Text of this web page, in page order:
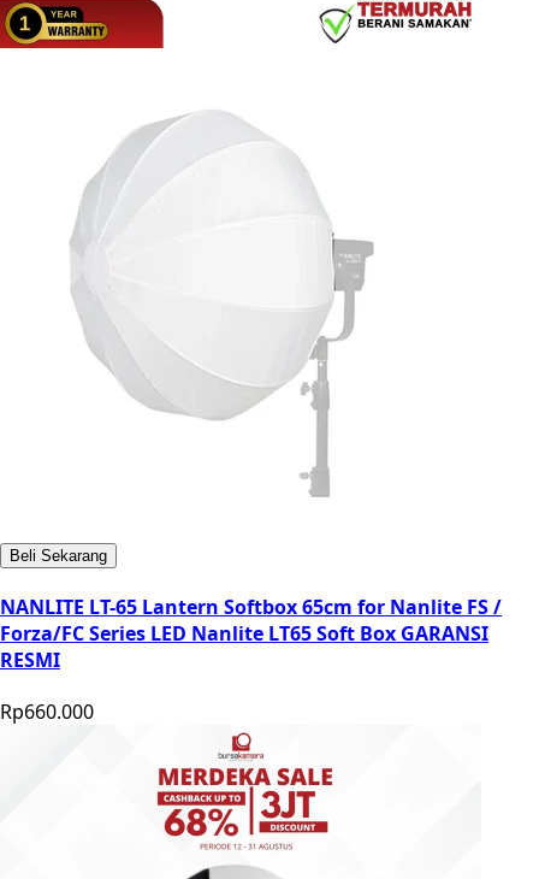
Beli Sekarang
NANLITE LT-65 Lantern Softbox 65cm for Nanlite FS /
Forza/FC Series LED Nanlite LT65 Soft Box GARANSI
RESMI
Rp660.000